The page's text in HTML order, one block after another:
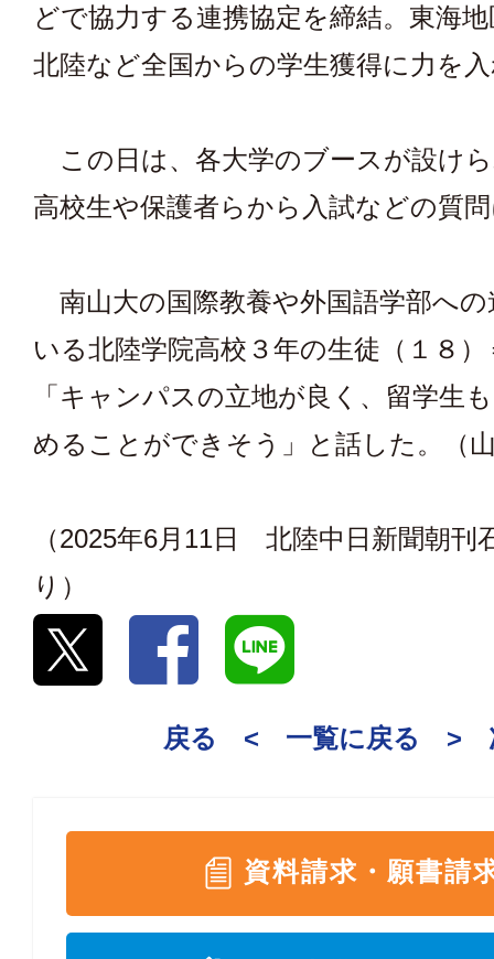
どで協力する連携協定を締結。東海
北陸など全国からの学生獲得に力を
この日は、各大学のブースが設け
高校生や保護者らから入試などの質
南山大の国際教養や外国語学部へ
いる北陸学院高校３年の生徒（１８
「キャンパスの立地が良く、留学生
めることができそう」と話した。（
（2025年6月11日 北陸中日新聞朝刊
り）
戻る < 一覧に戻る >
資料請求・願書請